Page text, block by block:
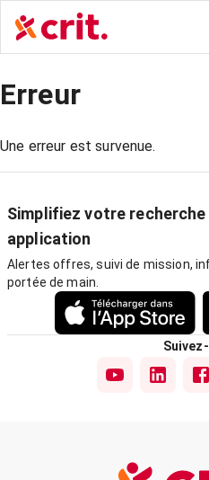
Erreur
Une erreur est survenue.
Simplifiez votre
application
Alertes offres, suivi de mission,
portée de main.